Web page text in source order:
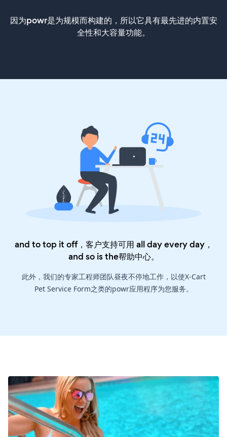
因为powr是为规模而构建的，所以它具有最先进的内置安
全性和大容量功能。
and to top it off，客户支持可用 all day every day，
and so is the帮助中心。
此外，我们的专家工程师团队昼夜不停地工作，以使X-Cart
Pet Service Form之类的powr应用程序为您服务。